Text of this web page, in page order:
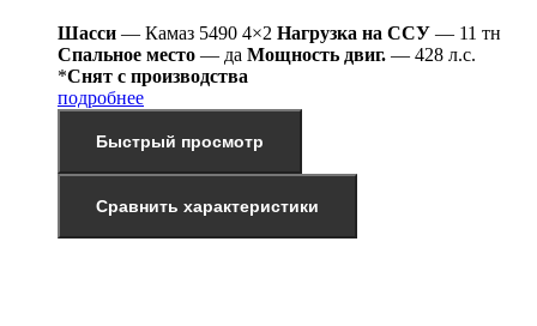
Шасси — Камаз 5490 4×2 Нагрузка на ССУ — 11 тн
Спальное место — да Мощность двиг. — 428 л.с.
*Снят с производства
подробнее
Быстрый просмотр
Сравнить характеристики